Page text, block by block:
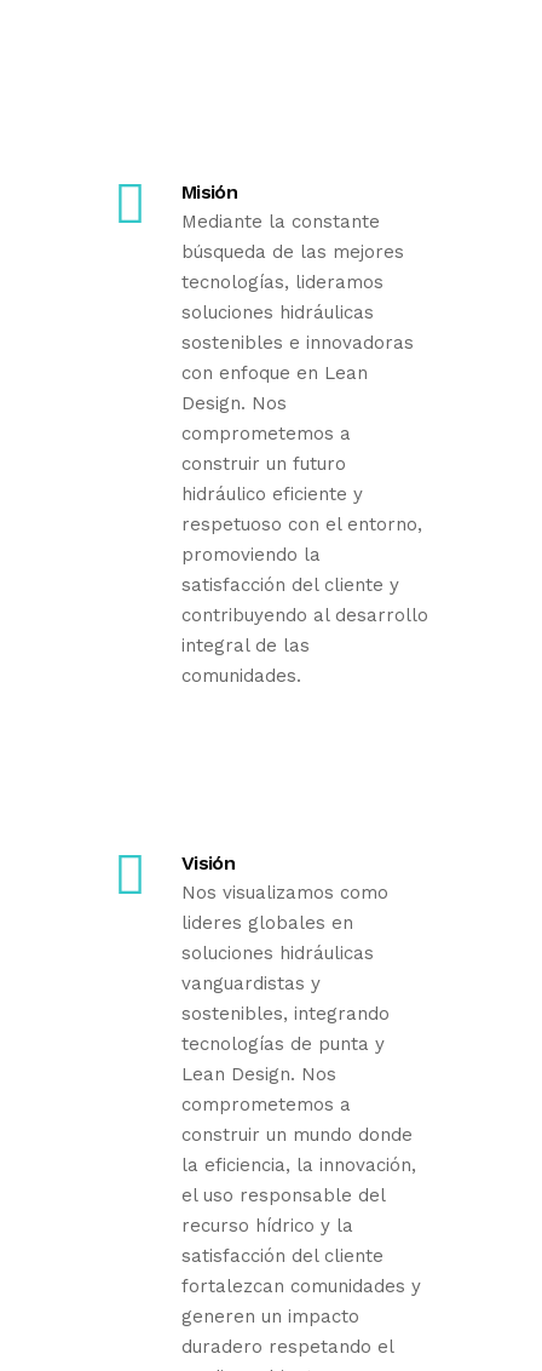
Misión
Mediante la constante
búsqueda de las mejores
tecnologías, lideramos
soluciones hidráulicas
sostenibles e innovadoras
con enfoque en Lean
Design. Nos
comprometemos a
construir un futuro
hidráulico eficiente y
respetuoso con el entorno,
promoviendo la
satisfacción del cliente y
contribuyendo al desarrollo
integral de las
comunidades.
Visión
Nos visualizamos como
lideres globales en
soluciones hidráulicas
vanguardistas y
sostenibles, integrando
tecnologías de punta y
Lean Design. Nos
comprometemos a
construir un mundo donde
la eficiencia, la innovación,
el uso responsable del
recurso hídrico y la
satisfacción del cliente
fortalezcan comunidades y
generen un impacto
duradero respetando el